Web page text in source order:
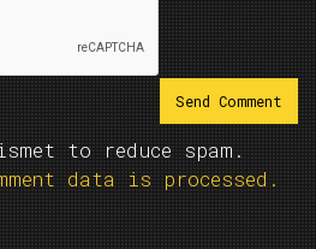
to reduce spam.
data is processed.